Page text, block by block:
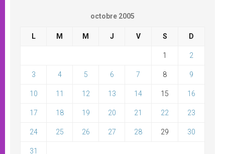
octobre 2005
L M M J V S D
1 2
3 4 5 6 7 8 9
10 11 12 13 14 15 16
17 18 19 20 21 22 23
24 25 26 27 28 29 30
31